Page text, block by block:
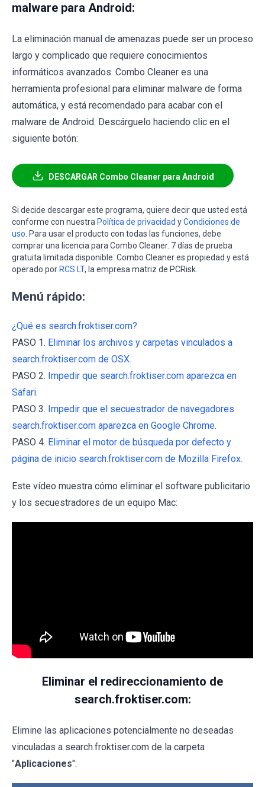
malware para Android:
La eliminación manual de amenazas puede ser un proceso
largo y complicado que requiere conocimientos
informáticos avanzados. Combo Cleaner es una
herramienta profesional para eliminar malware de forma
automática, y está recomendado para acabar con el
malware de Android. Descárguelo haciendo clic en el
siguiente botón:
DESCARGAR Combo Cleaner para Android
Si decide descargar este programa, quiere decir que usted está
conforme con nuestra Política de privacidad yCondiciones de
uso . Para usar el producto con todas las funciones, debe
comprar una licencia para Combo Cleaner. 7 días de prueba
gratuita limitada disponible. Combo Cleaner es propiedad y está
operado por RCS LT, la empresa matriz de PCRisk.
Menú rápido:
¿Qué es search.froktiser.com?
PASO 1. Eliminar los archivos y carpetas vinculados a
search.froktiser.com de OSX.
PASO 2. Impedir que search.froktiser.com aparezca en
Safari.
PASO 3. Impedir que el secuestrador de navegadores
search.froktiser.com aparezca en Google Chrome.
PASO 4. Eliminar el motor de búsqueda por defecto y
página de inicio search.froktiser.com de Mozilla Firefox.
Este vídeo muestra cómo eliminar el software publicitario
y los secuestradores de un equipo Mac:
Eliminar el redireccionamiento de
search.froktiser.com:
Elimine las aplicaciones potencialmente no deseadas
vinculadas a search.froktiser.com de la carpeta
"Aplicaciones":